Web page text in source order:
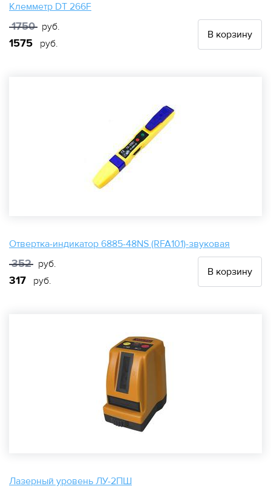
Клемметр DT 266F
1750 руб.
1575 руб.
В корзину
Отвертка-индикатор 6885-48NS (RFA101)-звуковая
352 руб.
317 руб.
В корзину
Лазерный уровень ЛУ-2ПШ